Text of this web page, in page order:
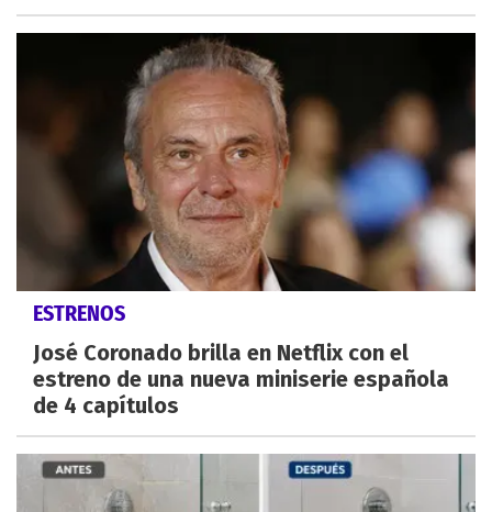
ESTRENOS
José Coronado brilla en Netflix con el
estreno de una nueva miniserie española
de 4 capítulos